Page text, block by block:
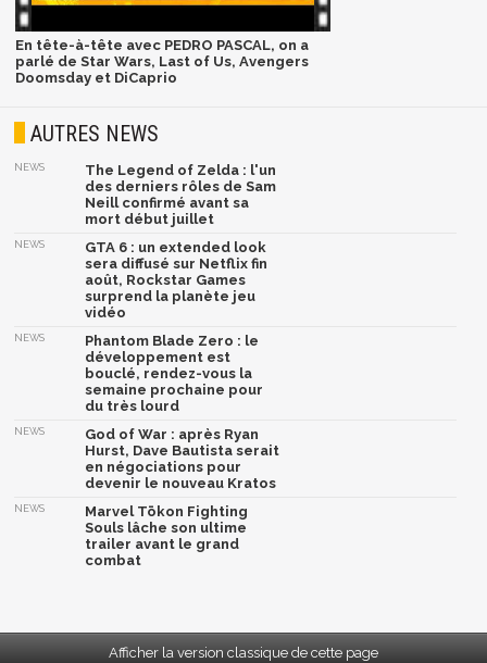
En tête-à-tête avec PEDRO PASCAL, on a
parlé de Star Wars, Last of Us, Avengers
Doomsday et DiCaprio
AUTRES NEWS
NEWS
The Legend of Zelda : l'un
des derniers rôles de Sam
Neill confirmé avant sa
mort début juillet
NEWS
GTA 6 : un extended look
sera diffusé sur Netflix fin
août, Rockstar Games
surprend la planète jeu
vidéo
NEWS
Phantom Blade Zero : le
développement est
bouclé, rendez-vous la
semaine prochaine pour
du très lourd
NEWS
God of War : après Ryan
Hurst, Dave Bautista serait
en négociations pour
devenir le nouveau Kratos
NEWS
Marvel Tōkon Fighting
Souls lâche son ultime
trailer avant le grand
combat
Afficher la version classique de cette page